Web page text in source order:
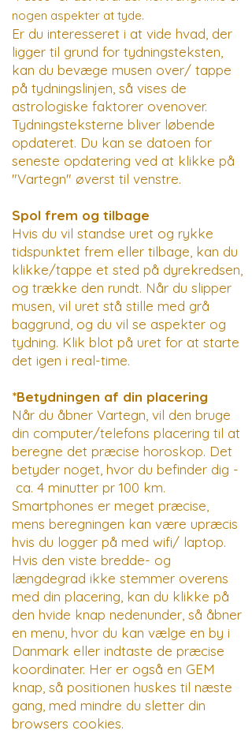
nogen aspekter at tyde.
Er du interesseret i at vide hvad, der
ligger til grund for tydningsteksten,
kan du bevæge musen over/ tappe
på tydningslinjen, så vises de
astrologiske faktorer ovenover.
Tydningsteksterne bliver løbende
opdateret. Du kan se datoen for
seneste opdatering ved at klikke på
"Vartegn" øverst til venstre.
Spol frem og tilbage
Hvis du vil standse uret og rykke
tidspunktet frem eller tilbage, kan du
klikke/tappe et sted på dyrekredsen,
og trække den rundt. Når du slipper
musen, vil uret stå stille med grå
baggrund, og du vil se aspekter og
tydning. Klik blot på uret for at starte
det igen i real-time.
*Betydningen af din placering
Når du åbner Vartegn, vil den bruge
din computer/telefons placering til at
beregne det præcise horoskop. Det
betyder noget, hvor du befinder dig -
ca. 4 minutter pr 100 km.
Smartphones er meget præcise,
mens beregningen kan være upræcis
hvis du logger på med wifi/ laptop.
Hvis den viste bredde- og
længdegrad ikke stemmer overens
med din placering, kan du klikke på
den hvide knap nedenunder, så åbner
en menu, hvor du kan vælge en by i
Danmark eller indtaste de præcise
koordinater. Her er også en GEM
knap, så positionen huskes til næste
gang, med mindre du sletter din
browsers cookies.